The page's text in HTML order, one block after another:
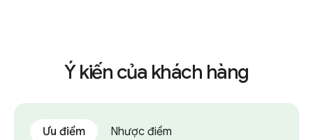
Ý kiến của khách hàng
Ưu điểm Nhược điểm